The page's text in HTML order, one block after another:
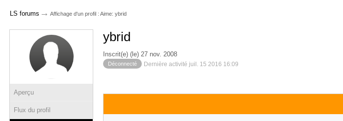
LS forums → Affichage d'un profil : Aime: ybrid
Aperçu
Flux du profil
ybrid
Inscrit(e) (le) 27 nov. 2008
Déconnecté Dernière activité juil. 15 2016 16:09